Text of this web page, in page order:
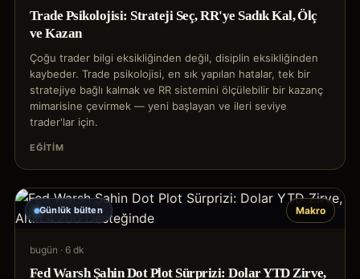
Trade Psikolojisi: Strateji Seç, RR'ye Sadık Kal, Ölç
ve Kazan
Çoğu trader bilgi eksikliğinden değil, disiplin eksikliğinden
kaybeder. Trade psikolojisi, en sık yapılan hatalar, tek bir
stratejiye bağlı kalmak ve RR sistemini ölçülebilir bir kazanç
mimarisine çevirmek — yeni başlayan ve ileri seviye
trader'lar için.
EĞITIM
Makro
Günlük bülten
bugün · 6 dk
Fed Warsh Şahin Dot Plot Sürprizi: Dolar YTD Zirve,